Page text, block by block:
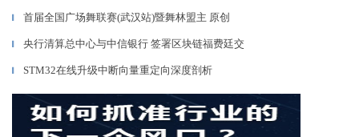
▎ 首届全国广场舞联赛(武汉站)暨舞林盟主 原创
▎ 央行清算总中心与中信银行 签署区块链福费廷交
▎ STM32在线升级中断向量重定向深度剖析